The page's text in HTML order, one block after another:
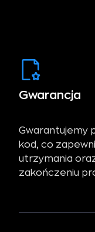
Gwarancja
Gwarantujemy
kod, co
utrzymania
zakończeniu